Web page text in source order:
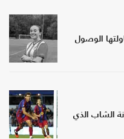
الوصول
الشاب الذي